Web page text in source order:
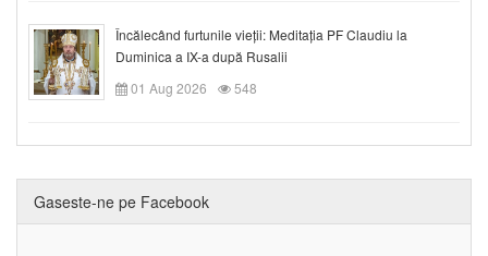
Încălecând furtunile vieții: Meditația PF Claudiu la
Duminica a IX-a după Rusalii
01 Aug 2026
548
Gaseste-ne pe Facebook